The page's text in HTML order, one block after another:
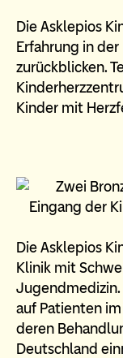
Die Asklepios
Erfahrung in
zurückblicken.
Kinder mit
Die Asklepios
Klinik mit
auf Patienten
deren
Deutschland